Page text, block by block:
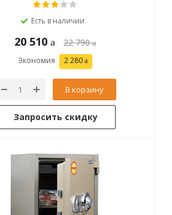
Есть в наличии
20 510 22 790
Экономия 2 280
В корзину
Запросить скидку